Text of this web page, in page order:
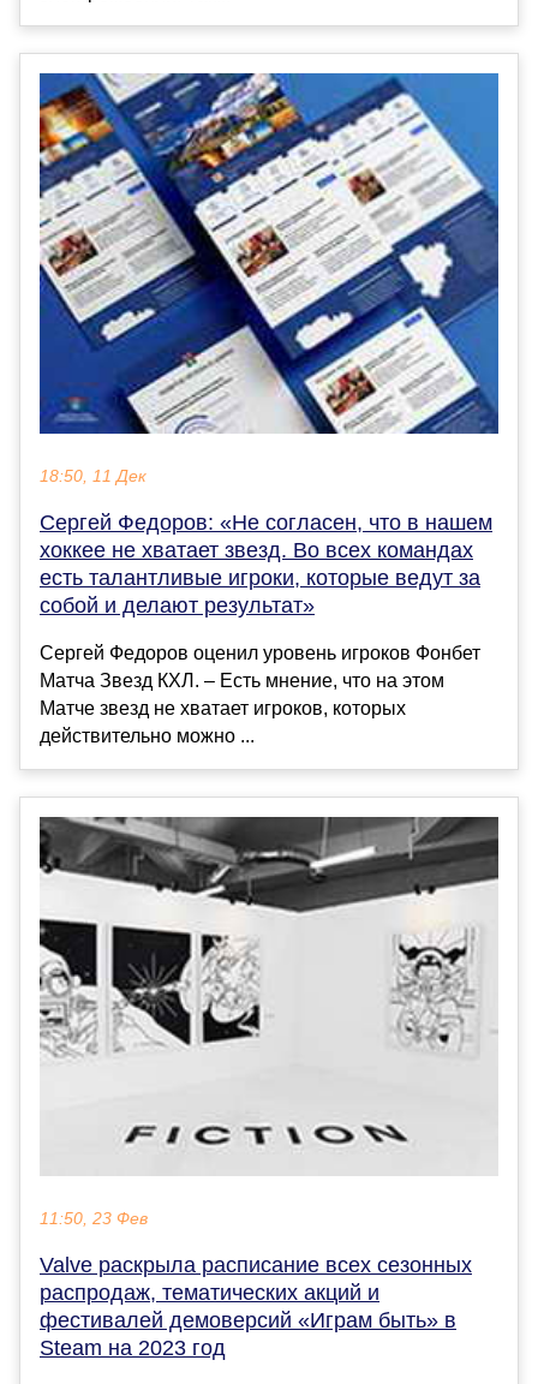
18:50, 11 Дек
Сергей Федоров: «Не согласен, что в нашем
хоккее не хватает звезд. Во всех командах
есть талантливые игроки, которые ведут за
собой и делают результат»
Сергей Федоров оценил уровень игроков Фонбет
Матча Звезд КХЛ. – Есть мнение, что на этом
Матче звезд не хватает игроков, которых
действительно можно ...
11:50, 23 Фев
Valve раскрыла расписание всех сезонных
распродаж, тематических акций и
фестивалей демоверсий «Играм быть» в
Steam на 2023 год